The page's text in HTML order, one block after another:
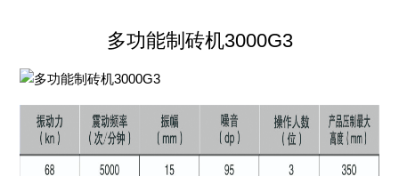
多功能制砖机3000G3